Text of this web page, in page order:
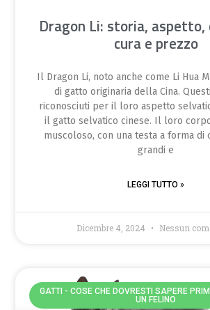
Dragon Li: storia,
cura e prezzo
Il Dragon Li, noto anche come Li Hua
di gatto originaria della Cina.
riconosciuti per il loro aspetto
il gatto selvatico cinese. Il loro
muscoloso, con una testa a forma di
grandi e
LEGGI TUTTO »
Dicembre 4, 2024 Nessun
GATTI - COSE CHE DOVRESTI SAPERE
UN FELINO